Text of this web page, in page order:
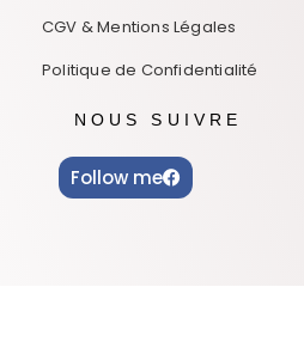
CGV & Mentions Légales
Politique de Confidentialité
NOUS SUIVRE
Follow me